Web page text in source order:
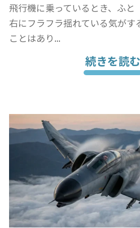
飛行機に乗っているとき、ふと
右にフラフラ揺れている気が
ことはあり...
続きを読む